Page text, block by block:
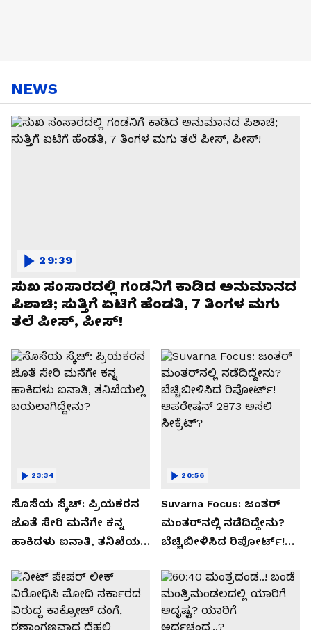
NEWS
ಸುಖ ಸಂಸಾರದಲ್ಲಿ ಗಂಡನಿಗೆ ಕಾಡಿದ ಅನುಮಾನದ
ಪಿಶಾಚಿ; ಸುತ್ತಿಗೆ ಏಟಿಗೆ ಹೆಂಡತಿ, 7 ತಿಂಗಳ ಮಗು
ತಲೆ ಪೀಸ್, ಪೀಸ್!
29:39
ಸೊಸೆಯ ಸ್ಕೆಚ್: ಪ್ರಿಯಕರನ
ಜೊತೆ ಸೇರಿ ಮನೆಗೇ ಕನ್ನ
ಹಾಕಿದಳು ಐನಾತಿ, ತನಿಖೆಯಲ್ಲಿ
23:34
Suvarna Focus: ಜಂತರ್
ಮಂತರ್‌ನಲ್ಲಿ ನಡೆದಿದ್ದೇನು?
ಬೆಚ್ಚಿಬೀಳಿಸಿದ ರಿಪೋರ್ಟ್!
ಸೀಕ್ರೆಟ್?
20:56